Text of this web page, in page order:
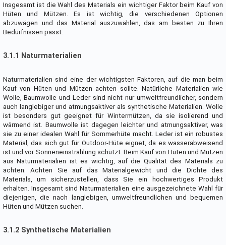
Insgesamt ist die Wahl des Materials ein wichtiger Faktor beim Kauf von
Hüten und Mützen. Es ist wichtig, die verschiedenen Optionen
abzuwägen und das Material auszuwählen, das am besten zu Ihren
Bedürfnissen passt.
3.1.1 Naturmaterialien
Naturmaterialien sind eine der wichtigsten Faktoren, auf die man beim
Kauf von Hüten und Mützen achten sollte. Natürliche Materialien wie
Wolle, Baumwolle und Leder sind nicht nur umweltfreundlicher, sondern
auch langlebiger und atmungsaktiver als synthetische Materialien. Wolle
ist besonders gut geeignet für Wintermützen, da sie isolierend und
wärmend ist. Baumwolle ist dagegen leichter und atmungsaktiver, was
sie zu einer idealen Wahl für Sommerhüte macht. Leder ist ein robustes
Material, das sich gut für Outdoor-Hüte eignet, da es wasserabweisend
ist und vor Sonneneinstrahlung schützt. Beim Kauf von Hüten und Mützen
aus Naturmaterialien ist es wichtig, auf die Qualität des Materials zu
achten. Achten Sie auf das Materialgewicht und die Dichte des
Materials, um sicherzustellen, dass Sie ein hochwertiges Produkt
erhalten. Insgesamt sind Naturmaterialien eine ausgezeichnete Wahl für
diejenigen, die nach langlebigen, umweltfreundlichen und bequemen
Hüten und Mützen suchen.
3.1.2 Synthetische Materialien